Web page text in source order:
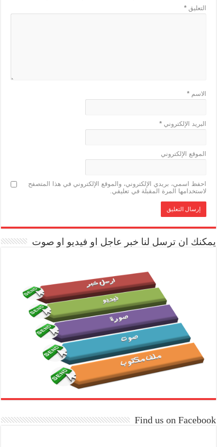
التعليق*
الاسم*
البريد الإلكتروني*
الموقع الإلكتروني
احفظ اسمي، بريدي الإلكتروني، والموقع الإلكتروني في هذا المتصفح
لاستخدامها المرة المقبلة في تعليقي.
يمكنك ان ترسل لنا خبر عاجل او فيديو او صوت
Find us on Facebook